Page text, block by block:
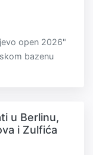
open 2026"
bazenu
u Berlinu,
i Zulfića